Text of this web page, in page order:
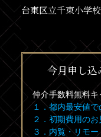
台東区立千束小学
今月申し込
仲介手数料無料キ
１．都内最安値で
２．初期費用の
３．内覧・リモ